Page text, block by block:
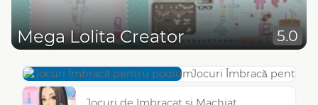
Mega Lolita Creator 5.0
Jocuri Îmbracă pentru